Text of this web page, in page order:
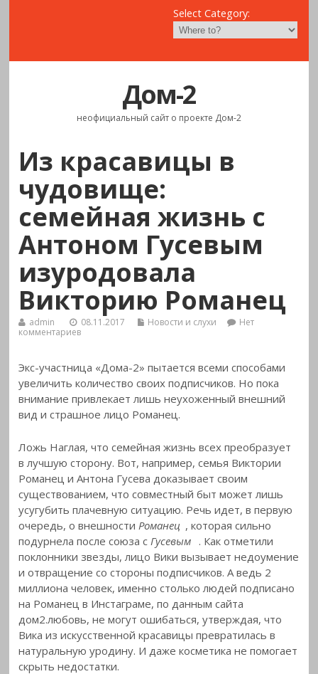
Select Category:
Дом-2
неофициальный сайт о проекте Дом-2
Из красавицы в
чудовище:
семейная жизнь с
Антоном Гусевым
изуродовала
Викторию Романец
admin 08.11.2017 Новости и слухи
Нет
комментариев
Экс-участница «Дома-2» пытается всеми способами
увеличить количество своих подписчиков. Но пока
внимание привлекает лишь неухоженный внешний
вид и страшное лицо Романец.
Ложь Наглая, что семейная жизнь всех преобразует
в лучшую сторону. Вот, например, семья Виктории
Романец и Антона Гусева доказывает своим
существованием, что совместный быт может лишь
усугубить плачевную ситуацию. Речь идет, в первую
очередь, о внешности Романец , которая сильно
подурнела после союза с Гусевым . Как отметили
поклонники звезды, лицо Вики вызывает недоумение
и отвращение со стороны подписчиков. А ведь 2
миллиона человек, именно столько людей подписано
на Романец в Инстаграме, по данным сайта
дом2.любовь, не могут ошибаться, утверждая, что
Вика из искусственной красавицы превратилась в
натуральную уродину. И даже косметика не помогает
скрыть недостатки.